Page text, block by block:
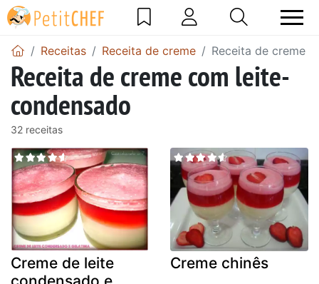
Receitas Receita de creme Receita de creme
Receita de creme com leite-
condensado
32 receitas
Creme de leite
Creme chinês